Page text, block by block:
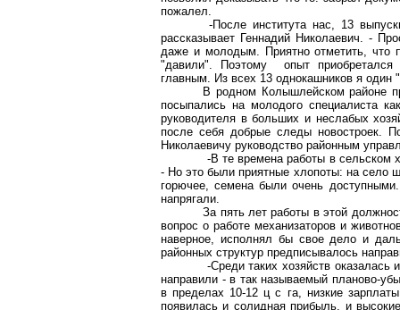
пожалел.
-После института нас, 13
рассказывает Геннадий Николаевич. -
даже и молодым. Приятно отметить, что
"давили". Поэтому опыт приобретался
главным. Из всех 13 однокашников я один
В родном Колышлейском районе
посыпались на молодого специалиста
руководителя в больших и неслабых
после себя добрые следы новостроек.
Николаевичу руководство районным
-В те времена работы в сельском
- Но это были приятные хлопоты: на село
горючее, семена были очень
напрягали.
За пять лет работы в этой
вопрос о работе механизаторов и
наверное, исполнял бы свое дело и
районных структур предписывалось
-Среди таких хозяйств
направили - в так называемый планово-
в пределах 10-12цс га, низкие
появилась и солидная прибыль, и